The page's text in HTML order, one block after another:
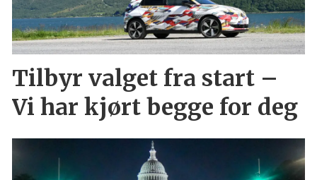
Tilbyr valget fra start –
Vi har kjørt begge for deg